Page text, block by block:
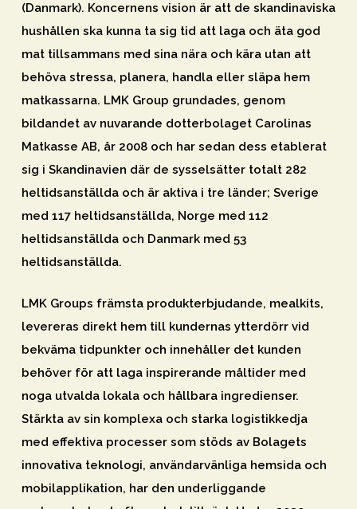
(Danmark). Koncernens vision är att de skandinaviska
hushållen ska kunna ta sig tid att laga och äta god
mat tillsammans med sina nära och kära utan att
behöva stressa, planera, handla eller släpa hem
matkassarna. LMK Group grundades, genom
bildandet av nuvarande dotterbolaget Carolinas
Matkasse AB, år 2008 och har sedan dess etablerat
sig i Skandinavien där de sysselsätter totalt 282
heltidsanställda och är aktiva i tre länder; Sverige
med 117 heltidsanställda, Norge med 112
heltidsanställda och Danmark med 53
heltidsanställda.
LMK Groups främsta produkterbjudande, mealkits,
levereras direkt hem till kundernas ytterdörr vid
bekväma tidpunkter och innehåller det kunden
behöver för att laga inspirerande måltider med
noga utvalda lokala och hållbara ingredienser.
Stärkta av sin komplexa och starka logistikkedja
med effektiva processer som stöds av Bolagets
innovativa teknologi, användarvänliga hemsida och
mobilapplikation, har den underliggande